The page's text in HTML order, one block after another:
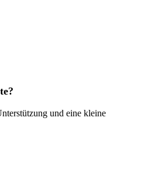
und eine kleine